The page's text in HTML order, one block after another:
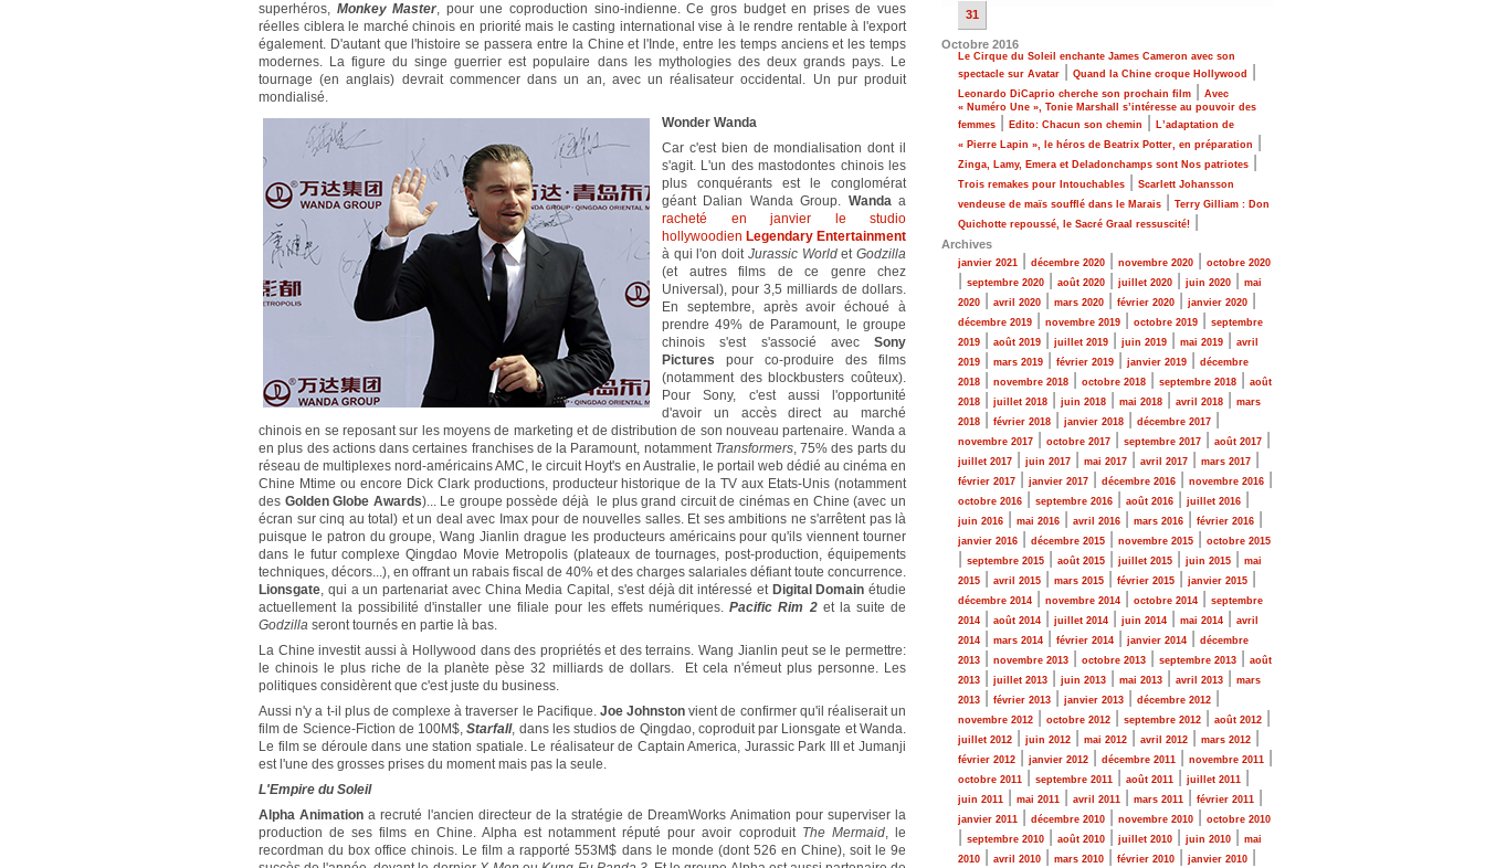
superhéros, Monkey Master, pour une coproduction sino-indienne. Ce gros budget en prises de vues
réelles ciblera le marché chinois en priorité mais le casting international vise à le rendre rentable à l'export
également. D'autant que l'histoire se passera entre la Chine et l'Inde, entre les temps anciens et les temps
modernes. La figure du singe guerrier est populaire dans les mythologies des deux grands pays. Le
tournage (en anglais) devrait commencer dans un an, avec un réalisateur occidental. Un pur produit
mondialisé.
Wonder Wanda
Car c'est bien de mondialisation dont il
s'agit. L'un des mastodontes chinois les
plus conquérants est le conglomérat
géant Dalian Wanda Group. Wandaa
racheté en janvier le studio
hollywoodien Legendary Entertainment
à qui l'on doit Jurassic WorldetGodzilla
(et autres films de ce genre chez
Universal), pour 3,5 milliards de dollars.
En septembre, après avoir échoué à
prendre 49% de Paramount, le groupe
chinois s'est s'associé avec Sony
Pictures pour co-produire des films
(notamment des blockbusters coûteux).
Pour Sony, c'est aussi l'opportunité
d'avoir un accès direct au marché
chinois en se reposant sur les moyens de marketing et de distribution de son nouveau partenaire. Wanda a
en plus des actions dans certaines franchises de la Paramount, notamment Transformers, 75% des parts du
réseau de multiplexes nord-américains AMC, le circuit Hoyt's en Australie, le portail web dédié au cinéma en
Chine Mtime ou encore Dick Clark productions, producteur historique de la TV aux Etats-Unis (notamment
des Golden Globe Awards)... Le groupe possède déjà le plus grand circuit de cinémas en Chine (avec un
écran sur cinq au total) et un deal avec Imax pour de nouvelles salles. Et ses ambitions ne s'arrêtent pas là
puisque le patron du groupe, Wang Jianlin drague les producteurs américains pour qu'ils viennent tourner
dans le futur complexe Qingdao Movie Metropolis (plateaux de tournages, post-production, équipements
techniques, décors...), en offrant un rabais fiscal de 40% et des charges salariales défiant toute concurrence.
Lionsgate, qui a un partenariat avec China Media Capital, s'est déjà dit intéressé et Digital Domain étudie
actuellement la possibilité d'installer une filiale pour les effets numériques.Pacific Rim 2et la suite de
Godzilla seront tournés en partie là bas.
La Chine investit aussi à Hollywood dans des propriétés et des terrains. Wang Jianlin peut se le permettre:
le chinois le plus riche de la planète pèse 32 milliards de dollars. Et cela n'émeut plus personne. Les
politiques considèrent que c'est juste du business.
Aussi n'y a t-il plus de complexe à traverser le Pacifique. Joe Johnston vient de confirmer qu'il réaliserait un
film de Science-Fiction de 100M$,Starfall, dans les studios de Qingdao, coproduit par Lionsgate et Wanda.
Le film se déroule dans une station spatiale. Le réalisateur de Captain America, Jurassic Park III et Jumanji
est l'une des grosses prises du moment mais pas la seule.
L'Empire du Soleil
Alpha Animation a recruté l'ancien directeur de la stratégie de DreamWorks Animation pour superviser la
production de ses films en Chine. Alpha est notamment réputé pour avoir coproduit The Mermaid, le
recordman du box office chinois. Le film a rapporté 553M$ dans le monde (dont 526 en Chine), soit le 9e
31
Octobre 2016
Le Cirque du Soleil enchante James Cameron avec son
spectacle sur Avatar
Quand la Chine croque Hollywood
Leonardo DiCaprio cherche son prochain film
Avec
« Numéro Une », Tonie Marshall s’intéresse au pouvoir des
femmes
Edito: Chacun son chemin
L’adaptation de
« Pierre Lapin », le héros de Beatrix Potter, en préparation
Zinga, Lamy, Emera et Deladonchamps sont Nos patriotes
Trois remakes pour Intouchables
Scarlett Johansson
vendeuse de maïs soufflé dans le Marais
Terry Gilliam : Don
Quichotte repoussé, le Sacré Graal ressuscité!
Archives
janvier 2021 décembre 2020 novembre 2020 octobre 2020
septembre 2020 août 2020 juillet 2020 juin 2020
mai
2020
avril 2020 mars 2020 février 2020 janvier 2020
décembre 2019 novembre 2019 octobre 2019
septembre
2019
août 2019 juillet 2019 juin 2019 mai 2019
avril
2019
mars 2019 février 2019 janvier 2019
décembre
2018
novembre 2018 octobre 2018 septembre 2018
août
2018
juillet 2018 juin 2018 mai 2018 avril 2018
mars
2018
février 2018 janvier 2018 décembre 2017
novembre 2017 octobre 2017 septembre 2017 août 2017
juillet 2017 juin 2017 mai 2017 avril 2017 mars 2017
février 2017 janvier 2017 décembre 2016 novembre 2016
octobre 2016 septembre 2016 août 2016 juillet 2016
juin 2016 mai 2016 avril 2016 mars 2016 février 2016
janvier 2016 décembre 2015 novembre 2015 octobre 2015
septembre 2015 août 2015 juillet 2015 juin 2015
mai
2015
avril 2015 mars 2015 février 2015 janvier 2015
décembre 2014 novembre 2014 octobre 2014
septembre
2014
août 2014 juillet 2014 juin 2014 mai 2014
avril
2014
mars 2014 février 2014 janvier 2014
décembre
2013
novembre 2013 octobre 2013 septembre 2013
août
2013
juillet 2013 juin 2013 mai 2013 avril 2013
mars
2013
février 2013 janvier 2013 décembre 2012
novembre 2012 octobre 2012 septembre 2012 août 2012
juillet 2012 juin 2012 mai 2012 avril 2012 mars 2012
février 2012 janvier 2012 décembre 2011 novembre 2011
octobre 2011 septembre 2011 août 2011 juillet 2011
juin 2011 mai 2011 avril 2011 mars 2011 février 2011
janvier 2011 décembre 2010 novembre 2010 octobre 2010
septembre 2010 août 2010 juillet 2010 juin 2010
mai
2010
avril 2010 mars 2010 février 2010 janvier 2010